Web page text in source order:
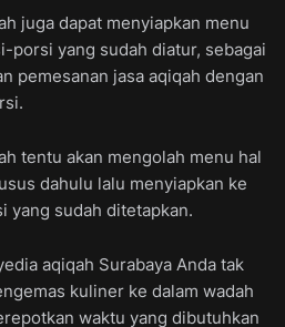
juga dapat menyiapkan menu
porsi yang sudah diatur, sebagai
pemesanan jasa aqiqah dengan
tentu akan mengolah menu hal
dahulu lalu menyiapkan ke
yang sudah ditetapkan.
aqiqah Surabaya Anda tak
kuliner ke dalam wadah
waktu yang dibutuhkan